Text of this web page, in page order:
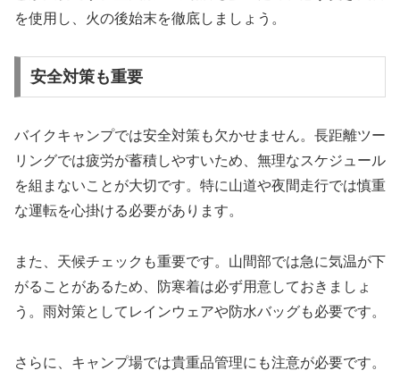
を使用し、火の後始末を徹底しましょう。
安全対策も重要
バイクキャンプでは安全対策も欠かせません。長距離ツー
リングでは疲労が蓄積しやすいため、無理なスケジュール
を組まないことが大切です。特に山道や夜間走行では慎重
な運転を心掛ける必要があります。
また、天候チェックも重要です。山間部では急に気温が下
がることがあるため、防寒着は必ず用意しておきましょ
う。雨対策としてレインウェアや防水バッグも必要です。
さらに、キャンプ場では貴重品管理にも注意が必要です。